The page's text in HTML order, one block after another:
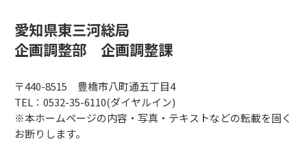
愛知県東三河総局
企画調整部 企画調整課
〒440-8515 豊橋市八町通五丁目4
TEL：0532-35-6110(ダイヤルイン)
※本ホームページの内容・写真・テキストなどの転載を固く
お断りします。